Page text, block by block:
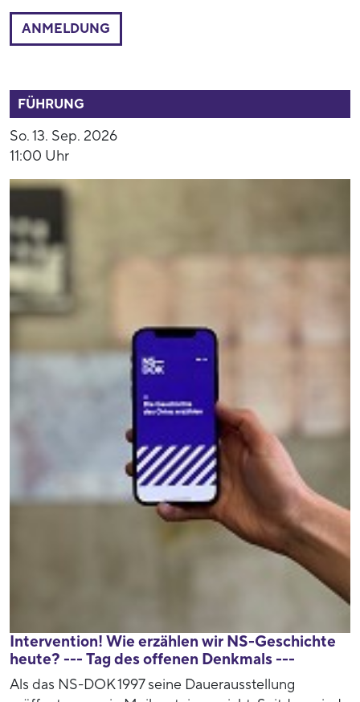
ANMELDUNG
FÜHRUNG
So. 13. Sep. 2026
11:00 Uhr
Intervention! Wie erzählen wir NS-Geschichte
heute? --- Tag des offenen Denkmals ---
Als das NS-DOK 1997 seine Dauerausstellung